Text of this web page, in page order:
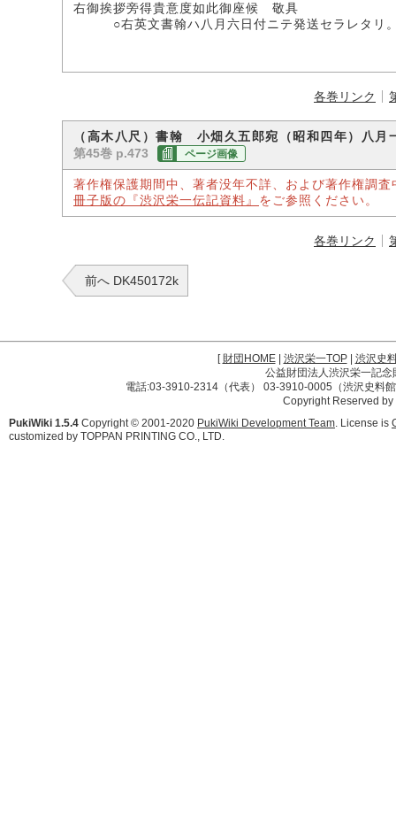
右御挨拶旁得貴意度如此御座候 敬具
○右英文書翰ハ八月六日付ニテ発送セラレタリ
各巻リンク
（高木八尺）書翰 小畑久五郎宛（昭和四年）八月
第45巻 p.473 ページ画像
著作権保護期間中、著者没年不詳、および著作権調
冊子版の『渋沢栄一伝記資料』 をご参照ください。
各巻リンク
前へ DK450172k
[財団HOME| 渋沢栄一TOP| 渋沢史
公益財団法人渋沢栄一記
電話:03-3910-2314（代表） 03-3910-0005（渋沢史料
Copyright Reserved
PukiWiki 1.5.4 Copyright © 2001-2020 PukiWiki Development Team. License is
customized by TOPPAN PRINTING CO., LTD.